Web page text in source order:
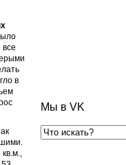
в
Мы в VK